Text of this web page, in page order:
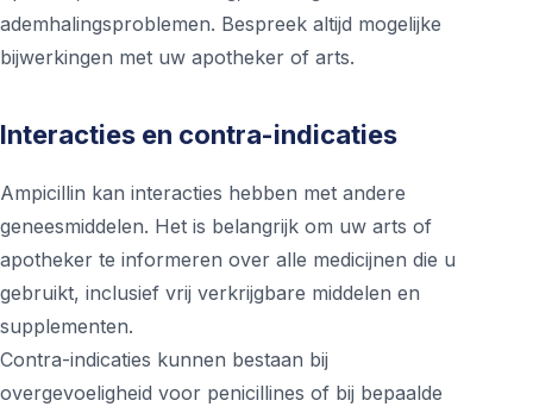
ademhalingsproblemen. Bespreek altijd mogelijke
bijwerkingen met uw apotheker of arts.
Interacties en contra-indicaties
Ampicillin kan interacties hebben met andere
geneesmiddelen. Het is belangrijk om uw arts of
apotheker te informeren over alle medicijnen die u
gebruikt, inclusief vrij verkrijgbare middelen en
supplementen.
Contra-indicaties kunnen bestaan bij
overgevoeligheid voor penicillines of bij bepaalde